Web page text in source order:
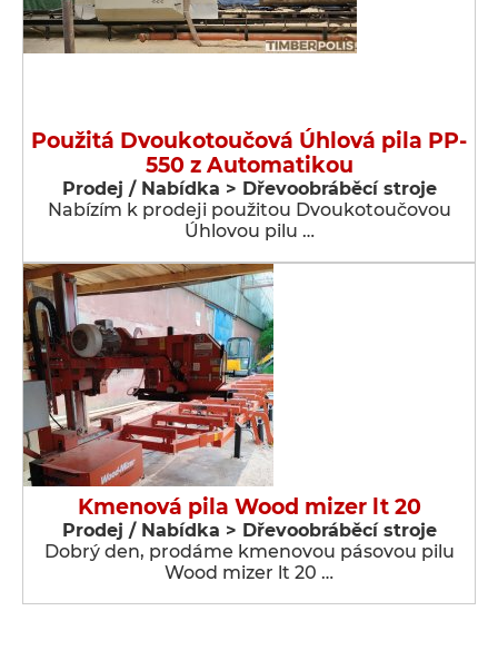
Použitá Dvoukotoučová Úhlová pila PP-
550 z Automatikou
Prodej / Nabídka > Dřevoobráběcí stroje
Nabízím k prodeji použitou Dvoukotoučovou
Úhlovou pilu …
Kmenová pila Wood mizer lt 20
Prodej / Nabídka > Dřevoobráběcí stroje
Dobrý den, prodáme kmenovou pásovou pilu
Wood mizer lt 20 …